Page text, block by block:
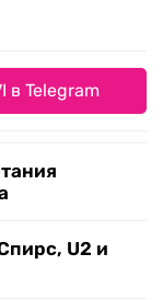
в Telegram
U2 и